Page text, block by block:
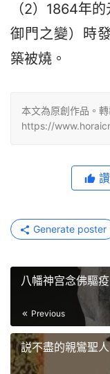
（2）1864年
御門之變）時
築被燒。
本文為原創作品。
https://
Generate poster
八幡神宫念佛驅
Previous
説不盡的親鸞聖人